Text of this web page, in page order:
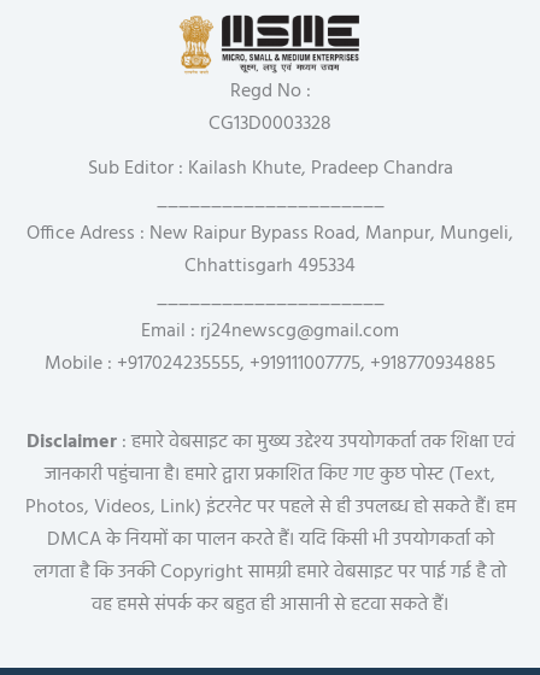
Regd No :
CG13D0003328
Sub Editor : Kailash Khute, Pradeep Chandra
_____________________
Office Adress : New Raipur Bypass Road, Manpur, Mungeli,
Chhattisgarh 495334
_____________________
Email : rj24newscg@gmail.com
Mobile : +917024235555, +919111007775, +918770934885
Disclaimer: हमारे वेबसाइट का मुख्य उद्देश्य उपयोगकर्ता तक शिक्षा एवं
जानकारी पहुंचाना है। हमारे द्वारा प्रकाशित किए गए कुछ पोस्ट (Text,
Photos, Videos, Link) इंटरनेट पर पहले से ही उपलब्ध हो सकते हैं। हम
DMCA के नियमों का पालन करते हैं। यदि किसी भी उपयोगकर्ता को
लगता है कि उनकी Copyright सामग्री हमारे वेबसाइट पर पाई गई है तो
वह हमसे संपर्क कर बहुत ही आसानी से हटवा सकते हैं।